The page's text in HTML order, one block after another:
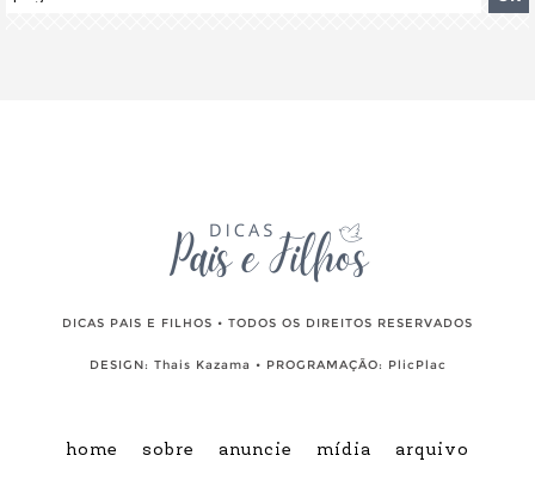
DICAS PAIS E FILHOS • TODOS OS DIREITOS RESERVADOS
DESIGN: Thais Kazama • PROGRAMAÇÃO: PlicPlac
home sobre anuncie mídia arquivo